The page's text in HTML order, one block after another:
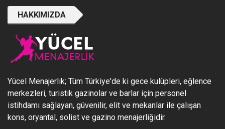
HAKKIMIZDA
Yücel Menajerlik; Tüm Türkiye'de ki gece kulüpleri, eğlence
merkezleri, turistik gazinolar ve barlar için personel
istihdamı sağlayan, güvenilir, elit ve mekanlar ile çalışan
kons, oryantal, solist ve gazino menajerliğidir.